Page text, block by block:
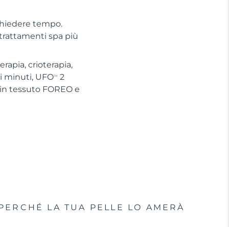
tempo.
spa più
crioterapia,
minuti, UFOTM
2
tessuto FOREO e
LA TUA PELLE LO AMERÀ